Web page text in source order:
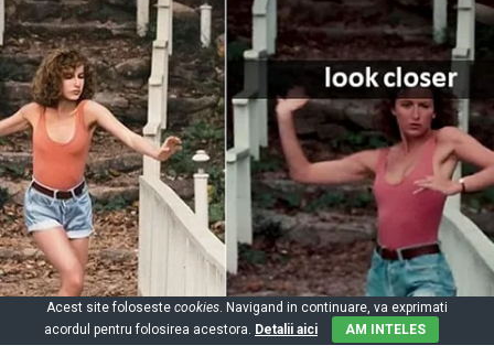
Acest site foloseste cookies. Navigand in continuare, va exprimati
acordul pentru folosirea acestora. Detalii aici AM INTELES